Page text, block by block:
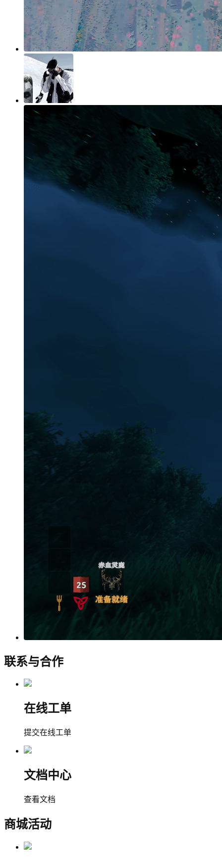
联系与合作
在线工单
提交在线工单
文档中心
查看文档
商城活动